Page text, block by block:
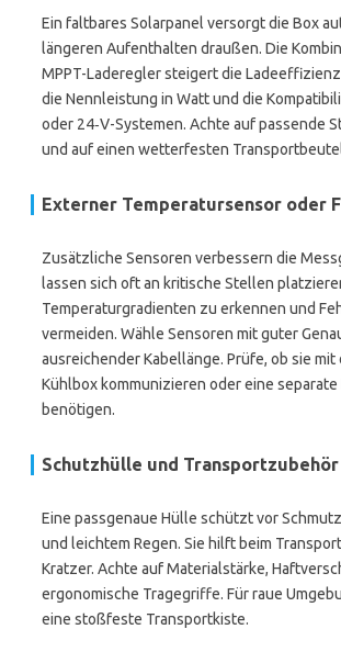
Ein faltbares Solarpanel versorgt die Box
längeren Aufenthalten draußen. Die
MPPT-Laderegler steigert die
die Nennleistung in Watt und die
oder 24‑V-Systemen. Achte auf passende
und auf einen wetterfesten
Externer Temperatursensor oder
Zusätzliche Sensoren verbessern die
lassen sich oft an kritische Stellen
Temperaturgradienten zu erkennen und
vermeiden. Wähle Sensoren mit guter
ausreichender Kabellänge. Prüfe, ob sie mit
Kühlbox kommunizieren oder eine
benötigen.
Schutzhülle und Transportzubehör
Eine passgenaue Hülle schützt vor
und leichtem Regen. Sie hilft beim
Kratzer. Achte auf Materialstärke,
ergonomische Tragegriffe. Für raue
eine stoßfeste Transportkiste.